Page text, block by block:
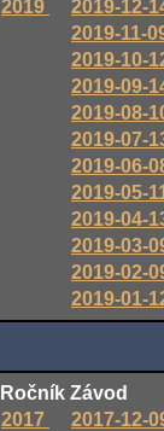
2019
2019-12-
2019-11-
2019-10-
2019-09-
2019-08-
2019-07-
2019-06-
2019-05-
2019-04-
2019-03-
2019-02-
2019-01-
Ročník Závod
2017
2017-12-